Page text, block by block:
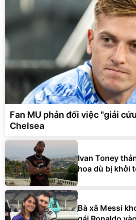
Fan MU phản đối việc "giải
Chelsea
Ivan Toney
hoa dù bị khởi
Bà xã Messi